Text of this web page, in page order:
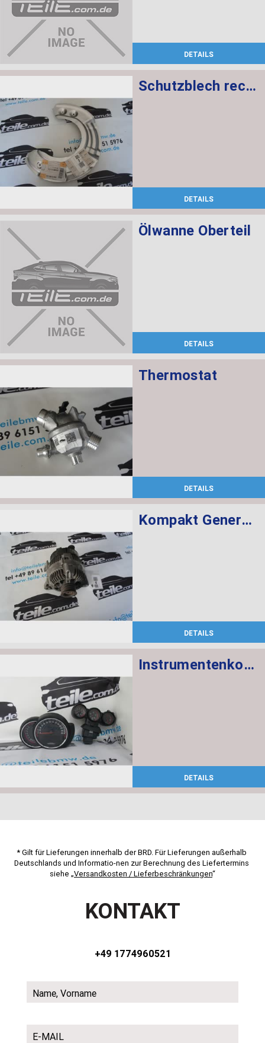
DETAILS
Schutzblech rechts
DETAILS
Ölwanne Oberteil
DETAILS
Thermostat
DETAILS
Kompakt Generator 100A
DETAILS
Instrumentenkombination KMH Chrono Paket
DETAILS
* Gilt für Lieferungen innerhalb der BRD. Für Lieferungen außerhalb
Deutschlands und Informatio-nen zur Berechnung des Liefertermins
siehe „Versandkosten / Lieferbeschränkungen“
KONTAKT
+49 1774960521
Name, Vorname
E-MAIL